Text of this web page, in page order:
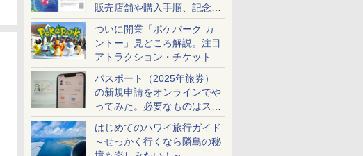
販売店舗や購入手順、記念チ
ケットも解説
ついに開業「ポケパーク カ
ントー」見どころ解説。注目
アトラクション・チケット手
配・来場前に必要な準備は？
パスポート（2025年旅券）
の新規申請をオンラインでや
ってみた。必要なものはスマ
ホとマイナカードのみ
はじめてのハワイ旅行ガイド
～せっかく行くなら隣島の秘